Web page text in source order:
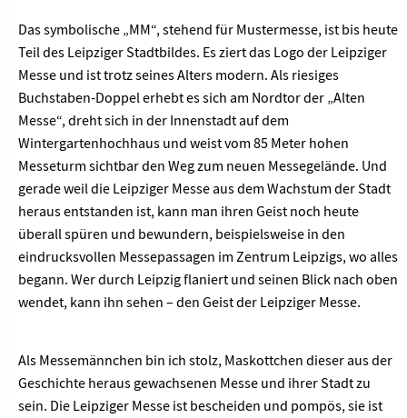
Das symbolische „MM“, stehend für Mustermesse, ist bis heute
Teil des Leipziger Stadtbildes. Es ziert das Logo der Leipziger
Messe und ist trotz seines Alters modern. Als riesiges
Buchstaben-Doppel erhebt es sich am Nordtor der „Alten
Messe“, dreht sich in der Innenstadt auf dem
Wintergartenhochhaus und weist vom 85 Meter hohen
Messeturm sichtbar den Weg zum neuen Messegelände. Und
gerade weil die Leipziger Messe aus dem Wachstum der Stadt
heraus entstanden ist, kann man ihren Geist noch heute
überall spüren und bewundern, beispielsweise in den
eindrucksvollen Messepassagen im Zentrum Leipzigs, wo alles
begann. Wer durch Leipzig flaniert und seinen Blick nach oben
wendet, kann ihn sehen – den Geist der Leipziger Messe.
Als Messemännchen bin ich stolz, Maskottchen dieser aus der
Geschichte heraus gewachsenen Messe und ihrer Stadt zu
sein. Die Leipziger Messe ist bescheiden und pompös, sie ist